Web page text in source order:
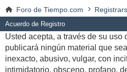
Foro de Tiempo.com
Acuerdo de Registro
Usted acepta, a través de su uso
publicará ningún material que
inexacto, abusivo, vulgar, con
intimidatorio, obsceno, profano,